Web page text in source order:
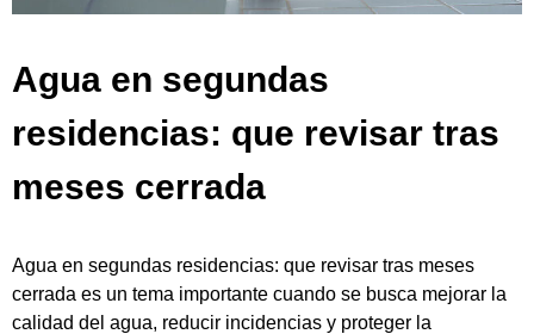
Agua en segundas
residencias: que revisar tras
meses cerrada
Agua en segundas residencias: que revisar tras meses
cerrada es un tema importante cuando se busca mejorar la
calidad del agua, reducir incidencias y proteger la